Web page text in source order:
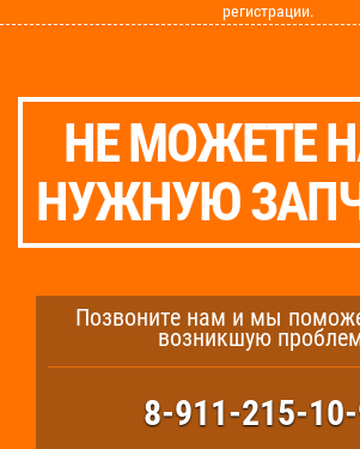
регистрации.
НЕ МОЖЕТЕ
НУЖНУЮ
Позвоните нам и мы
возникшую
8-911-215-